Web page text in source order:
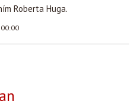
Roberta Huga.